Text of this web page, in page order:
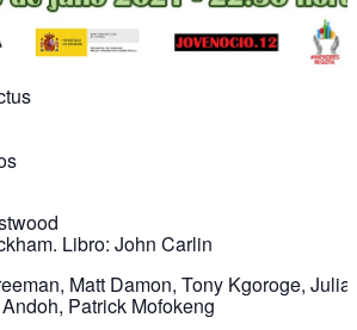
Libro: John Carlin
Matt Damon, Tony Kgoroge,
Patrick Mofokeng